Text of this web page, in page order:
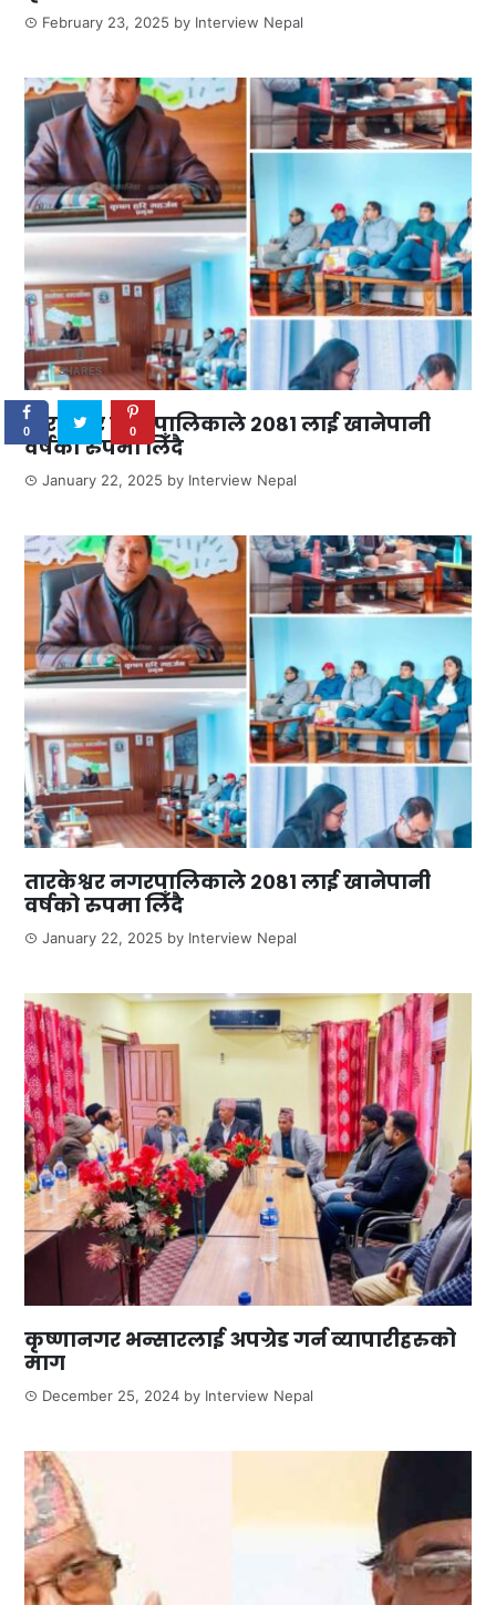
February 23, 2025 by Interview Nepal
तारकेश्वर नगरपालिकाले २०८१ लाई खानेपानी
वर्षको रुपमा लिँदै
January 22, 2025 by Interview Nepal
तारकेश्वर नगरपालिकाले २०८१ लाई खानेपानी
वर्षको रुपमा लिँदै
January 22, 2025 by Interview Nepal
कृष्णानगर भन्सारलाई अपग्रेड गर्न व्यापारीहरुको
माग
December 25, 2024 by Interview Nepal
0
SHARES
0 0